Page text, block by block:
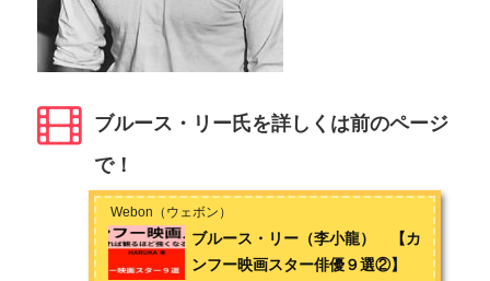
ブルース・リー氏を詳しくは前のページ
で！
Webon（ウェボン）
ブルース・リー（李小龍） 【カ
ンフー映画スター俳優９選②】